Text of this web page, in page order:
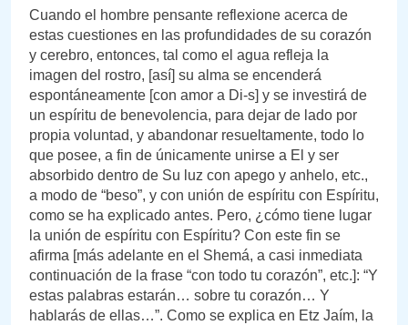
Cuando el hombre pensante reflexione acerca de
estas cuestiones en las profundidades de su corazón
y cerebro, entonces, tal como el agua refleja la
imagen del rostro, [así] su alma se encenderá
espontáneamente [con amor a Di-s] y se investirá de
un espíritu de benevolencia, para dejar de lado por
propia voluntad, y abandonar resueltamente, todo lo
que posee, a fin de únicamente unirse a El y ser
absorbido dentro de Su luz con apego y anhelo, etc.,
a modo de “beso”, y con unión de espíritu con Espíritu,
como se ha explicado antes. Pero, ¿cómo tiene lugar
la unión de espíritu con Espíritu? Con este fin se
afirma [más adelante en el Shemá, a casi inmediata
continuación de la frase “con todo tu corazón”, etc.]: “Y
estas palabras estarán… sobre tu corazón… Y
hablarás de ellas…”. Como se explica en Etz Jaím, la